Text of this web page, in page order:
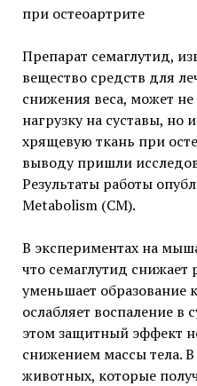
при остеоартрите
Препарат семаглутид,
вещество средств для
снижения веса, может
нагрузку на суставы,
хрящевую ткань при
выводу пришли
Результаты работы
Metabolism (CM).
В экспериментах на
что семаглутид снижает
уменьшает образование
ослабляет воспаление в
этом защитный эффект
снижением массы тела.
животных, которые